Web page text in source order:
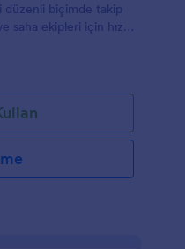
düzenli biçimde takip
ekipleri için hızlı